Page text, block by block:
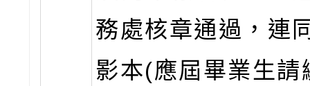
務處核章通過，連
影本(應屆畢業生請